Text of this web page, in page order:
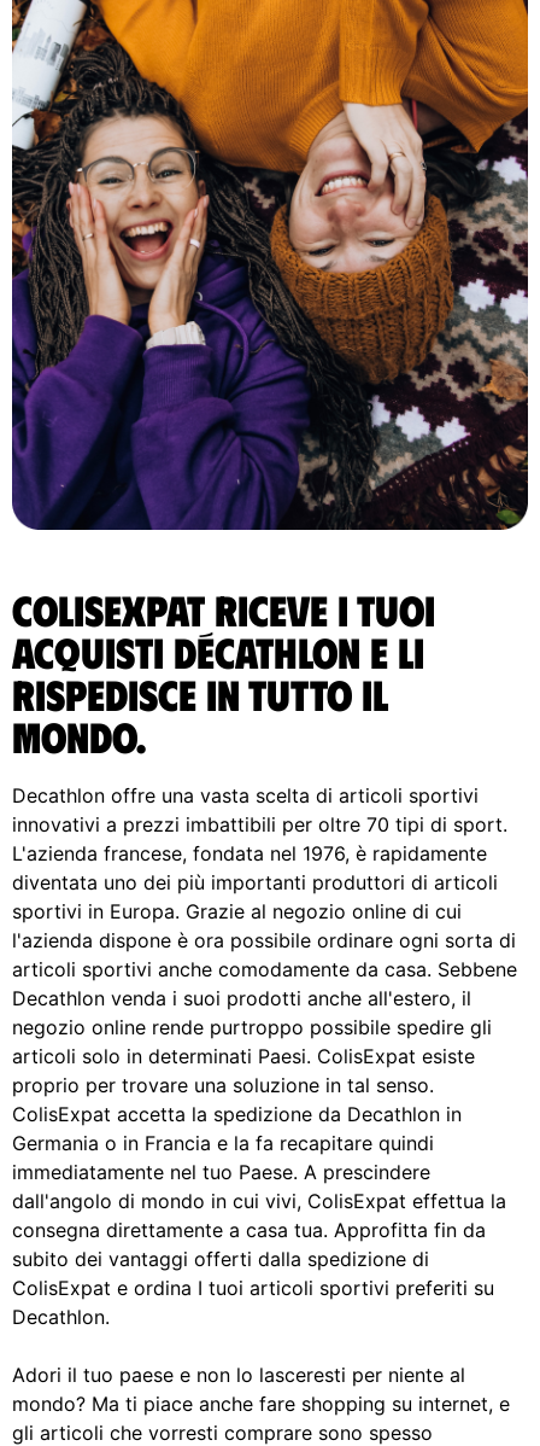
ColisExpat riceve i tuoi
acquisti Décathlon e li
rispedisce in tutto il
Mondo.
Decathlon offre una vasta scelta di articoli sportivi
innovativi a prezzi imbattibili per oltre 70 tipi di sport.
L'azienda francese, fondata nel 1976, è rapidamente
diventata uno dei più importanti produttori di articoli
sportivi in Europa. Grazie al negozio online di cui
l'azienda dispone è ora possibile ordinare ogni sorta di
articoli sportivi anche comodamente da casa. Sebbene
Decathlon venda i suoi prodotti anche all'estero, il
negozio online rende purtroppo possibile spedire gli
articoli solo in determinati Paesi. ColisExpat esiste
proprio per trovare una soluzione in tal senso.
ColisExpat accetta la spedizione da Decathlon in
Germania o in Francia e la fa recapitare quindi
immediatamente nel tuo Paese. A prescindere
dall'angolo di mondo in cui vivi, ColisExpat effettua la
consegna direttamente a casa tua. Approfitta fin da
subito dei vantaggi offerti dalla spedizione di
ColisExpat e ordina I tuoi articoli sportivi preferiti su
Decathlon.
Adori il tuo paese e non lo lasceresti per niente al
mondo? Ma ti piace anche fare shopping su internet, e
gli articoli che vorresti comprare sono spesso